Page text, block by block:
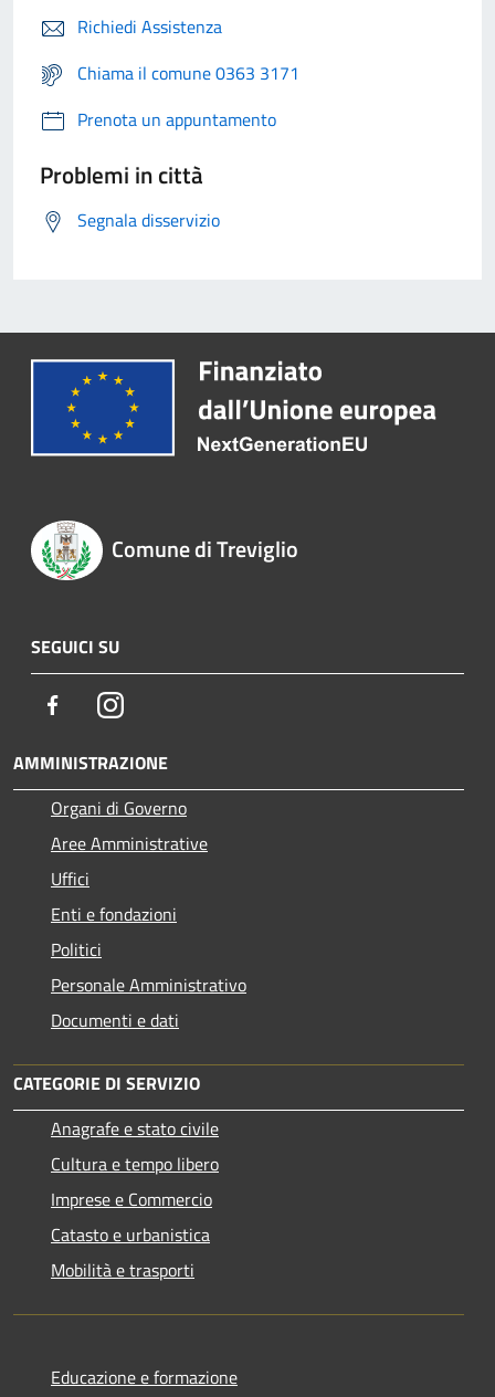
Richiedi Assistenza
Chiama il comune 0363 3171
Prenota un appuntamento
Problemi in città
Segnala disservizio
Comune di Treviglio
SEGUICI SU
FacebookInstagram
AMMINISTRAZIONE
Organi di Governo
Aree Amministrative
Uffici
Enti e fondazioni
Politici
Personale Amministrativo
Documenti e dati
CATEGORIE DI SERVIZIO
Anagrafe e stato civile
Cultura e tempo libero
Imprese e Commercio
Catasto e urbanistica
Mobilità e trasporti
Educazione e formazione